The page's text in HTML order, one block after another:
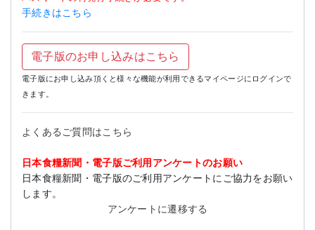
手続きはこちら
電子版のお申し込みはこちら
電子版にお申し込み頂くと様々な機能が利用できるマイページにログインで
きます。
よくあるご質問はこちら
日本食糧新聞・電子版ご利用アンケートのお願い
日本食糧新聞・電子版のご利用アンケートにご協力をお願い
します。
アンケートに遷移する